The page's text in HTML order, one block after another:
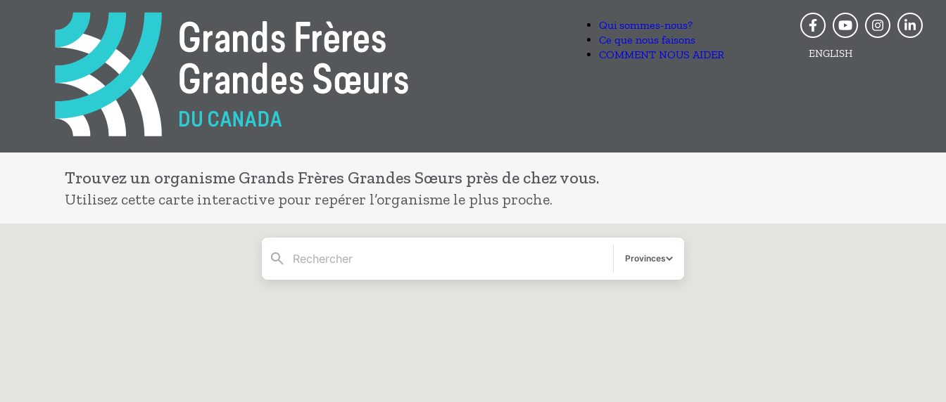
Trouvez un organisme Grands Frères Grandes Sœurs près de chez vous.
Utilisez cette carte interactive pour repérer l’organisme le plus proche.
Provinces